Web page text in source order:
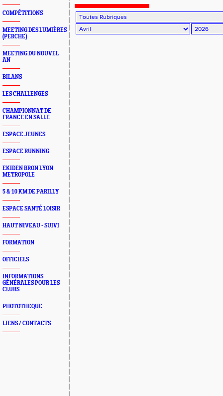
COMPÉTITIONS
MEETING DES LUMIÈRES
(PERCHE)
MEETING DU NOUVEL
AN
BILANS
LES CHALLENGES
CHAMPIONNAT DE
FRANCE EN SALLE
ESPACE JEUNES
ESPACE RUNNING
EKIDEN BRON LYON
METROPOLE
5 & 10 KM DE PARILLY
ESPACE SANTÉ LOISIR
HAUT NIVEAU - SUIVI
FORMATION
OFFICIELS
INFORMATIONS
GÉNÉRALES POUR LES
CLUBS
PHOTOTHEQUE
LIENS / CONTACTS